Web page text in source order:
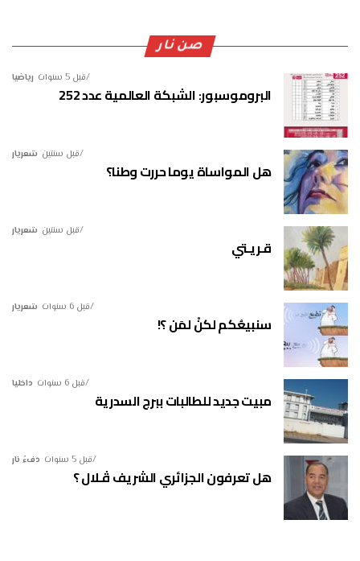
صن نار
رياضيا قبل 5 سنوات
البروموسبور: الشبكة العالمية عدد 252
شعريار قبل سنتين
هل المواساة يوما حررت وطنا؟
شعريار قبل سنتين
قـريـتي
شعريار قبل 6 سنوات
سنبيعُكم لكنْ لمَن ؟!
داخليا قبل 6 سنوات
مبيت جديد للطالبات ببرج السدرية
دفءُ نار قبل 5 سنوات
هل تعرفون الجزائري الشريف ڤـلال ؟